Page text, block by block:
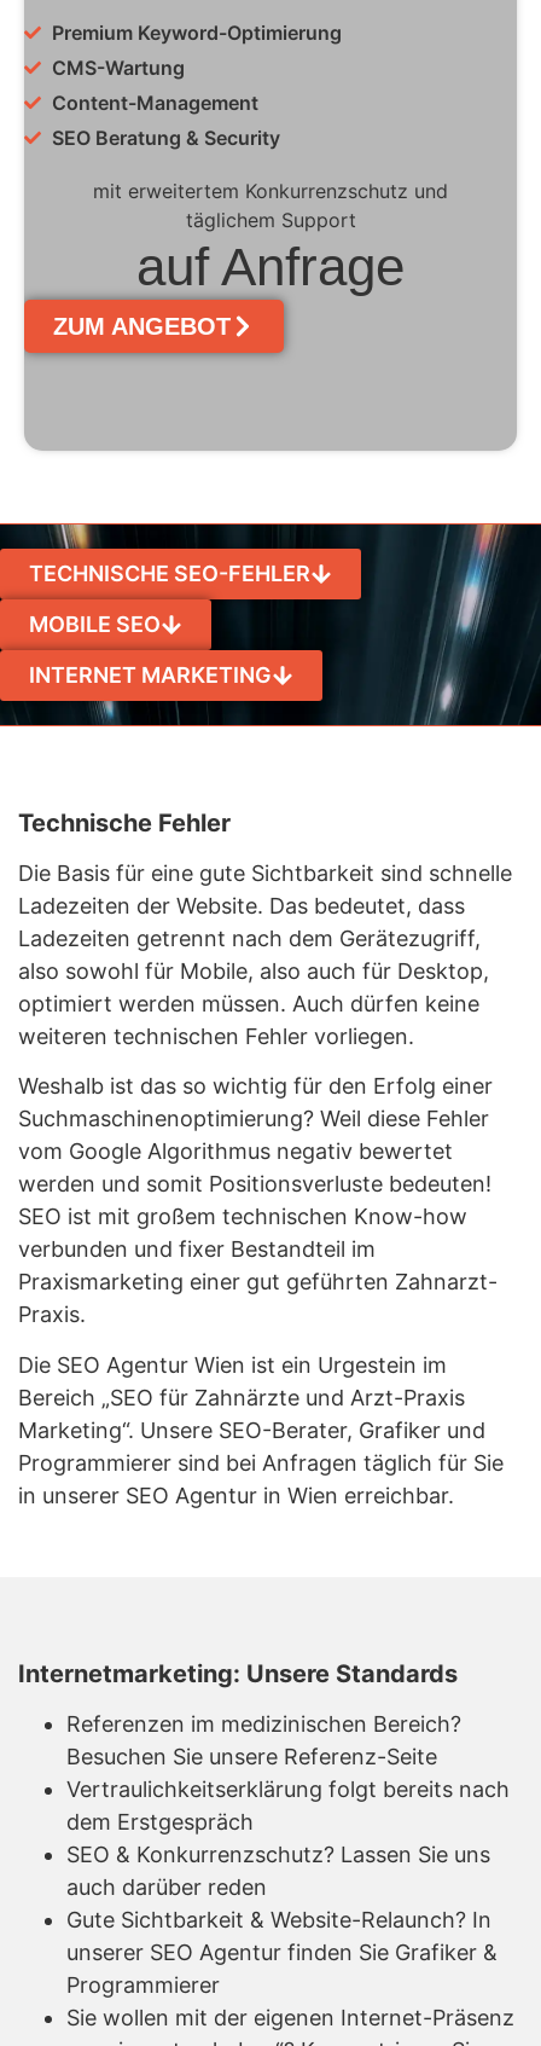
Premium Keyword-Optimierung
CMS-Wartung
Content-Management
SEO Beratung & Security
mit erweitertem Konkurrenzschutz und
täglichem Support
auf Anfrage
ZUM ANGEBOT
TECHNISCHE SEO-FEHLER
MOBILE SEO
INTERNET MARKETING
Technische Fehler
Die Basis für eine gute Sichtbarkeit sind schnelle
Ladezeiten der Website. Das bedeutet, dass
Ladezeiten getrennt nach dem Gerätezugriff,
also sowohl für Mobile, also auch für Desktop,
optimiert werden müssen. Auch dürfen keine
weiteren technischen Fehler vorliegen.
Weshalb ist das so wichtig für den Erfolg einer
Suchmaschinenoptimierung? Weil diese Fehler
vom Google Algorithmus negativ bewertet
werden und somit Positionsverluste bedeuten!
SEO ist mit großem technischen Know-how
verbunden und fixer Bestandteil im
Praxismarketing einer gut geführten Zahnarzt-
Praxis.
Die SEO Agentur Wien ist ein Urgestein im
Bereich „SEO für Zahnärzte und Arzt-Praxis
Marketing“. Unsere SEO-Berater, Grafiker und
Programmierer sind bei Anfragen täglich für Sie
in unserer SEO Agentur in Wien erreichbar.
Internetmarketing: Unsere Standards
Referenzen im medizinischen Bereich?
Besuchen Sie unsere Referenz-Seite
Vertraulichkeitserklärung folgt bereits nach
dem Erstgespräch
SEO & Konkurrenzschutz? Lassen Sie uns
auch darüber reden
Gute Sichtbarkeit & Website-Relaunch? In
unserer SEO Agentur finden Sie Grafiker &
Programmierer
Sie wollen mit der eigenen Internet-Präsenz